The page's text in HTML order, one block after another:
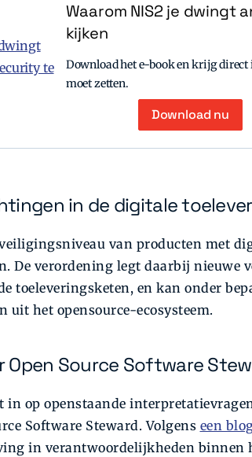
Waarom NIS2 je dwingt
kijken
Download het e-book en krijg
moet zetten.
Download nu
in de digitale
van producten met
De verordening legt daarbij nieuwe
toeleveringsketen, en kan onder
uit het opensource-ecosysteem.
Open Source Software
in op openstaande
Software Steward. Volgens een
in verantwoordelijkheden binnen